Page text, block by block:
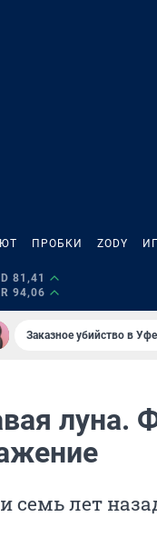
ПРОБКИ ZODY
81,41
94,06
Заказное убийство в
луна.
семь лет